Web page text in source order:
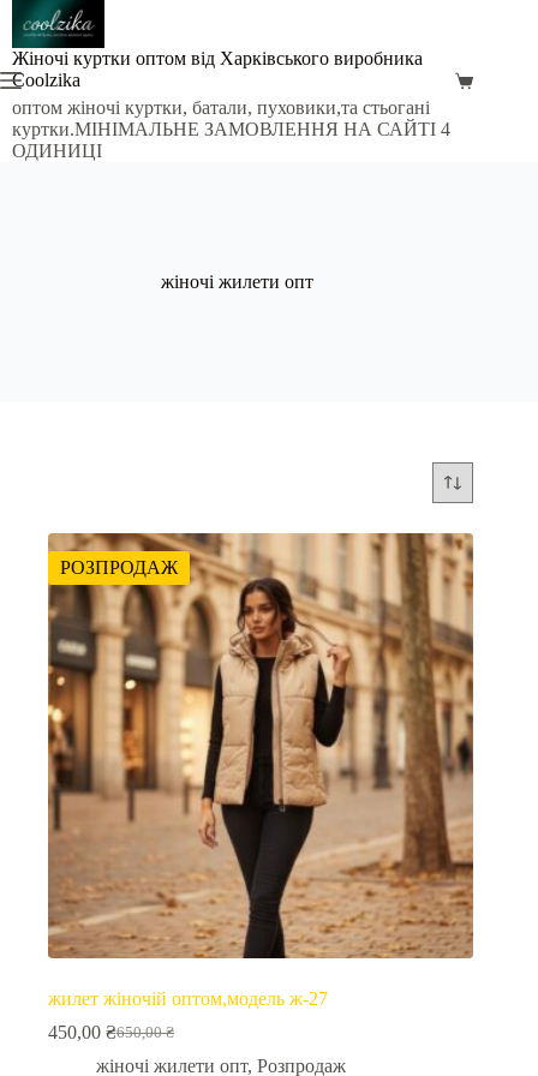
Перейти
вмісту
Жіночі куртки оптом від Харківського виробника
Coolzika
оптом жіночі куртки, батали, пуховики,та стьогані
куртки.МІНІМАЛЬНЕ ЗАМОВЛЕННЯ НА САЙТІ 4
ОДИНИЦІ
Кошик
жіночі жилети опт
РОЗПРОДАЖ
жилет жіночій оптом,модель ж-27
650,00₴
Оригінальна
ціна:
450,00 ₴Поточна
ціна:
жіночі жилети опт, Розпродаж